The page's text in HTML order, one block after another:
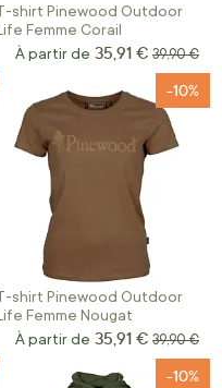
shirt Pinewood Outdoor
Femme Corail
À partir de 35,91 € Prix
39,90 €
shirt Pinewood Outdoor
Femme Nougat
-10%
À partir de 35,91 € Prix
39,90 €
-10%